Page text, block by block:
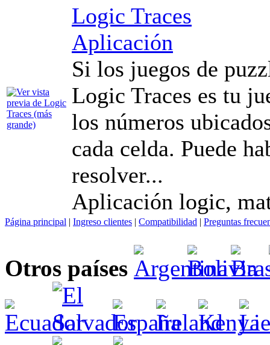
Logic Traces
Aplicación
Si los juegos de
Logic Traces es tu
los números
cada celda. Puede
resolver...
Aplicación logic,
Página principal | Ingreso clientes | Compatibilidad | Preguntas
Otros países